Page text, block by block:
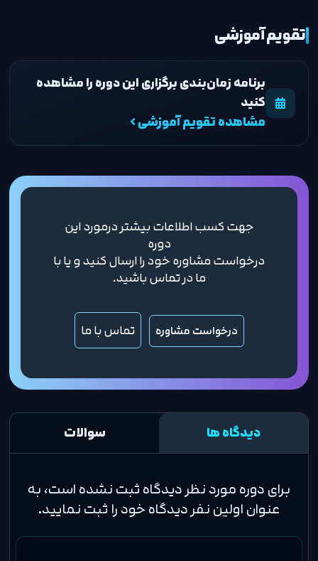
تقویم آموزشی
برنامه زمان‌بندی برگزاری این دوره را مشاهده
کنید
مشاهده تقویم آموزشی
جهت کسب اطلاعات بیشتر درمورد این
دوره
درخواست مشاوره خود را ارسال کنید و یا با
ما در تماس باشید.
درخواست مشاوره تماس با ما
دیدگاه ها سوالات
برای دوره مورد نظر دیدگاه ثبت نشده است، به
عنوان اولین نفر دیدگاه خود را ثبت نمایید.